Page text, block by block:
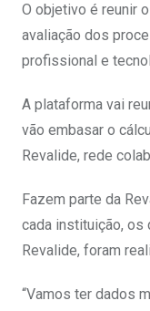
O objetivo é reunir
avaliação dos
profissional e
A plataforma vai
vão embasar o
Revalide, rede
Fazem parte da
cada instituição, os
Revalide, foram
“Vamos ter dados